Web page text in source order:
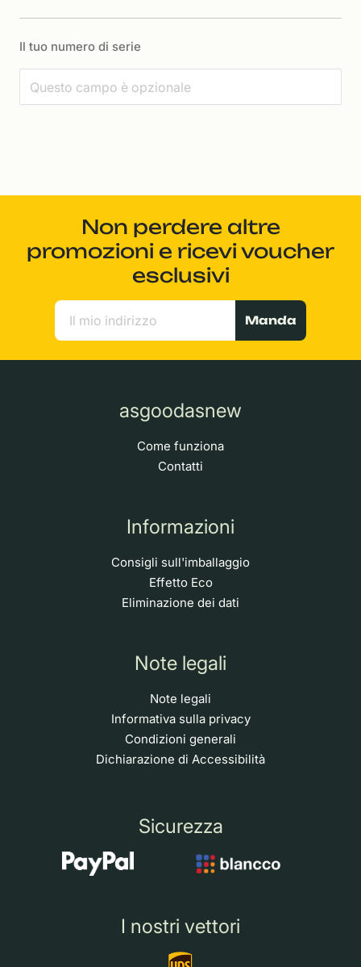
Il tuo numero di serie
Non perdere altre
promozioni e ricevi voucher
esclusivi
Manda
asgoodasnew
Come funziona
Contatti
Informazioni
Consigli sull'imballaggio
Effetto Eco
Eliminazione dei dati
Note legali
Note legali
Informativa sulla privacy
Condizioni generali
Dichiarazione di Accessibilità
Sicurezza
I nostri vettori